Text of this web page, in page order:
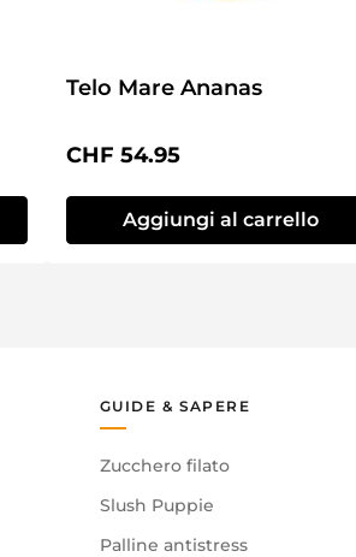
Telo Mare Ananas
Prezzo normale:
CHF 54.95
Aggiungi al carrello
GUIDE & SAPERE
Zucchero filato
Slush Puppie
Palline antistress